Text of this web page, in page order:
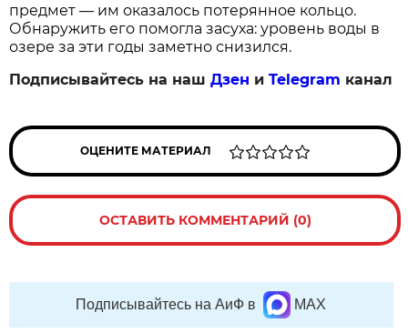
предмет — им оказалось потерянное кольцо.
Обнаружить его помогла засуха: уровень воды в
озере за эти годы заметно снизился.
Подписывайтесь на нашДзен иTelegram канал
ОЦЕНИТЕ МАТЕРИАЛ
ОСТАВИТЬ КОММЕНТАРИЙ (0)
Подписывайтесь на АиФ в MAX